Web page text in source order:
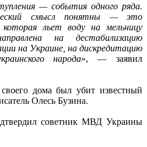
— события одного ряда.
смысл понятны — это
которая льет воду на мельницу
на дестабилизацию
на Украине, на дискредитацию
народа», — заявил
дома был убит известный
Олесь Бузина.
советник МВД Украины